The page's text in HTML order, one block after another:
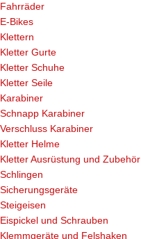
Fahrräder
E-Bikes
Klettern
Kletter Gurte
Kletter Schuhe
Kletter Seile
Karabiner
Schnapp Karabiner
Verschluss Karabiner
Kletter Helme
Kletter Ausrüstung und Zubehör
Schlingen
Sicherungsgeräte
Steigeisen
Eispickel und Schrauben
Klemmgeräte und Felshaken